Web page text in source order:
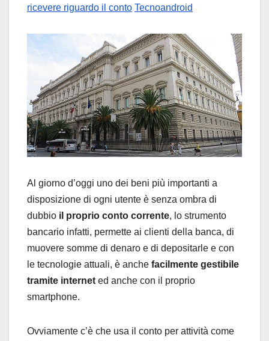
ricevere riguardo il conto Tecnoandroid
Al giorno d’oggi uno dei beni più importanti a
disposizione di ogni utente è senza ombra di
dubbio il proprio conto corrente, lo strumento
bancario infatti, permette ai clienti della banca, di
muovere somme di denaro e di depositarle e con
le tecnologie attuali, è anche facilmente gestibile
tramite internet ed anche con il proprio
smartphone.
Ovviamente c’è che usa il conto per attività come